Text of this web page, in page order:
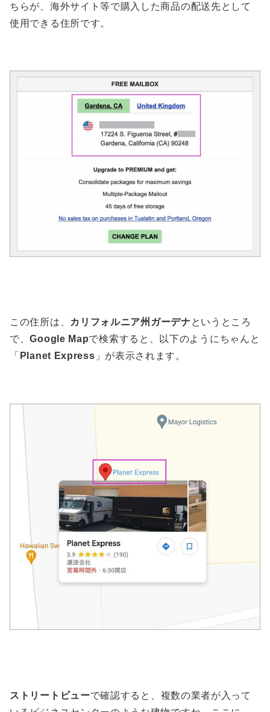
ちらが、海外サイト等で購入した商品の配送先として
使用できる住所です。
この住所は、 カリフォルニア州ガーデナというところ
で、Google Mapで検索すると、以下のようにちゃんと
「 Planet Express 」が表示されます。
ストリートビューで確認すると、複数の業者が入って